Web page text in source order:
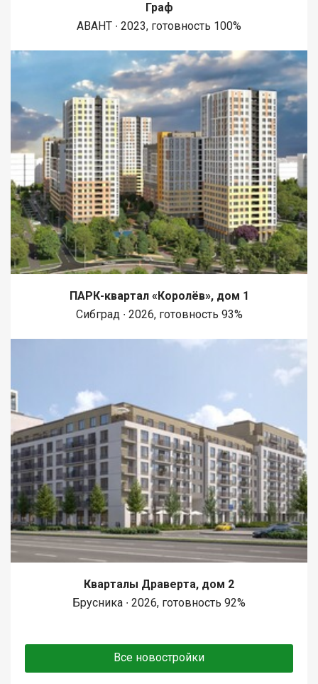
Граф
АВАНТ ∙ 2023, готовность 100%
ПАРК-квартал «Королёв», дом 1
Сибград ∙ 2026, готовность 93%
Кварталы Драверта, дом 2
Брусника ∙ 2026, готовность 92%
Все новостройки